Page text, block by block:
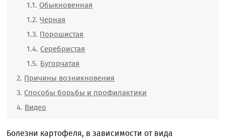
Обыкновенная
Черная
Порошистая
Серебристая
Бугорчатая
Причины возникновения
Способы борьбы и профилактики
Видео
Болезни картофеля, в зависимости от вида